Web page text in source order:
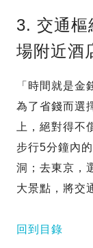
3. 交通樞
場附近酒
「時間就是金
為了省錢而選
上，絕對得
步行5分鐘內
洞；去東京，
大景點，將交
回到目錄